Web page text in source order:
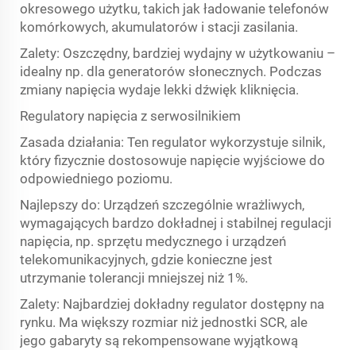
okresowego użytku, takich jak ładowanie telefonów
komórkowych, akumulatorów i stacji zasilania.
Zalety: Oszczędny, bardziej wydajny w użytkowaniu –
idealny np. dla generatorów słonecznych. Podczas
zmiany napięcia wydaje lekki dźwięk kliknięcia.
Regulatory napięcia z serwosilnikiem
Zasada działania: Ten regulator wykorzystuje silnik,
który fizycznie dostosowuje napięcie wyjściowe do
odpowiedniego poziomu.
Najlepszy do: Urządzeń szczególnie wrażliwych,
wymagających bardzo dokładnej i stabilnej regulacji
napięcia, np. sprzętu medycznego i urządzeń
telekomunikacyjnych, gdzie konieczne jest
utrzymanie tolerancji mniejszej niż 1%.
Zalety: Najbardziej dokładny regulator dostępny na
rynku. Ma większy rozmiar niż jednostki SCR, ale
jego gabaryty są rekompensowane wyjątkową